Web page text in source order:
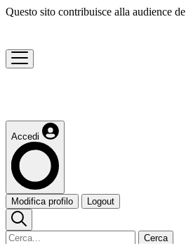
Questo sito contribuisce alla audience de
Accedi
Modifica profilo Logout
Cerca